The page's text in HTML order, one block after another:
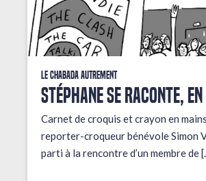
Le Chabada autrement
STÉPHANE SE RACONTE,
Carnet de croquis et crayon en
reporter-croqueur bénévole Simon
parti à la rencontre d’un membre de